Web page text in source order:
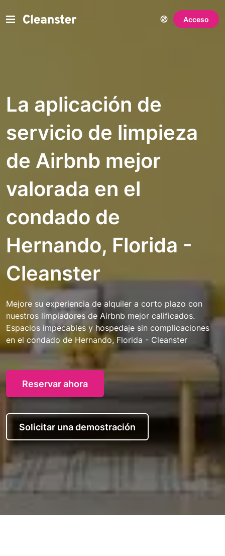
Acceso
La aplicación de
servicio de limpieza
de Airbnb mejor
valorada en el
condado de
Hernando, Florida -
Cleanster
Mejore su experiencia de alquiler a corto plazo con
nuestros limpiadores de Airbnb mejor calificados.
Espacios impecables y hospedaje sin complicaciones
en el condado de Hernando, Florida - Cleanster
Reservar ahora
Solicitar una demostración